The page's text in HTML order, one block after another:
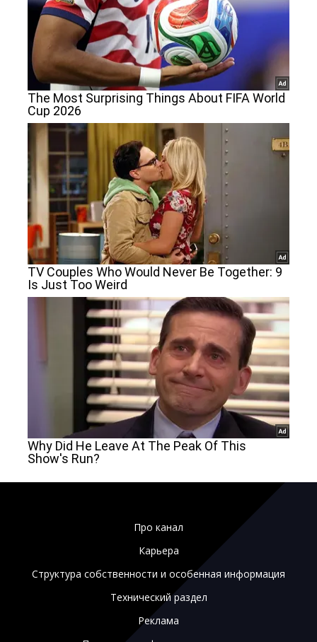
Про канал
Карьера
Структура собственности и особенная информация
Технический раздел
Реклама